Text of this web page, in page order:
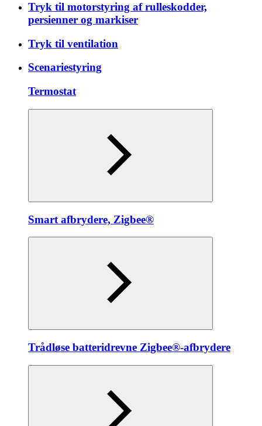
Tryk til motorstyring af rulleskodder,
persienner og markiser
Tryk til ventilation
Scenariestyring
Termostat
Smart afbrydere, Zigbee®
Trådløse batteridrevne Zigbee®-afbrydere